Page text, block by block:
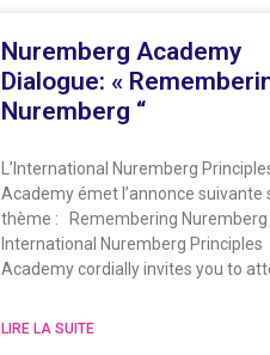
Nuremberg Academy
Dialogue: «
Nuremberg “
L’International Nuremberg
Academy émet l’annonce suivante
thème : Remembering
International Nuremberg Principles
Academy cordially invites you to
LIRE LA SUITE